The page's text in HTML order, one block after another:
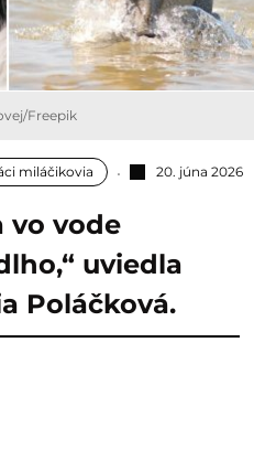
Freepik
miláčikovia 20. júna 2026
vo vode
uviedla
Poláčková.